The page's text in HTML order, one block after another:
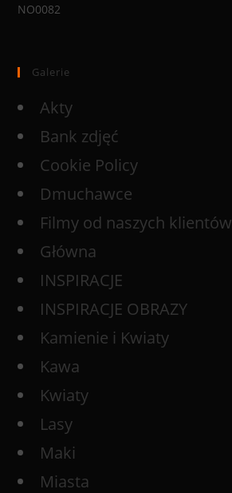
NO0082
Galerie
Akty
Bank zdjęć
Cookie Policy
Dmuchawce
Filmy od naszych klientów
Główna
INSPIRACJE
INSPIRACJE OBRAZY
Kamienie i Kwiaty
Kawa
Kwiaty
Lasy
Maki
Miasta